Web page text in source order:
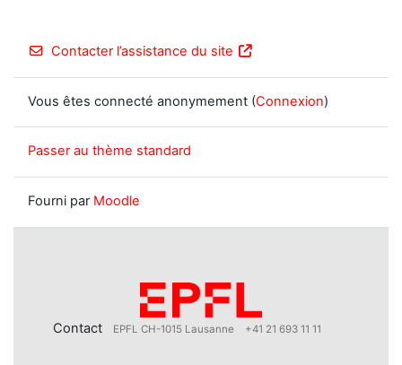
Contacter l’assistance du site
Vous êtes connecté anonymement (Connexion)
Passer au thème standard
Fourni par Moodle
Contact EPFL CH-1015 Lausanne +41 21 693 11 11